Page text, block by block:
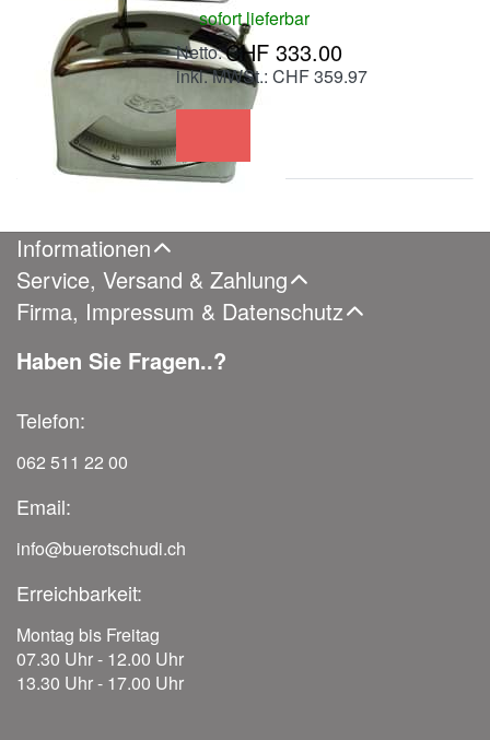
sofort lieferbar
CHF 333.00
inkl. MWSt.: CHF 359.97
Informationen
Service, Versand & Zahlung
Firma, Impressum & Datenschutz
Haben Sie Fragen..?
Telefon:
062 511 22 00
Email:
info@buerotschudi.ch
Erreichbarkeit:
Montag bis Freitag
07.30 Uhr - 12.00 Uhr
13.30 Uhr - 17.00 Uhr